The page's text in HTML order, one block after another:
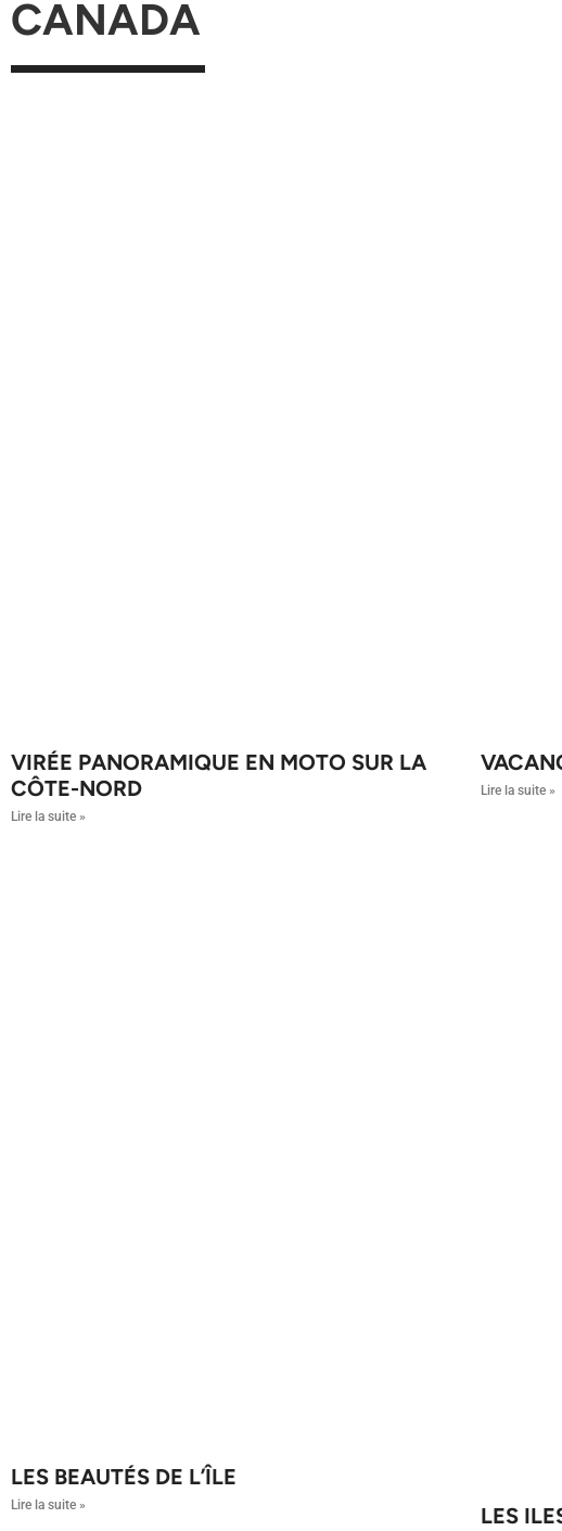
CANADA
VIRÉE PANORAMIQUE EN MOTO SUR LA
CÔTE-NORD
Lire la suite »
Lire la suite »
LES BEAUTÉS DE L’ÎLE
Lire la suite » LES